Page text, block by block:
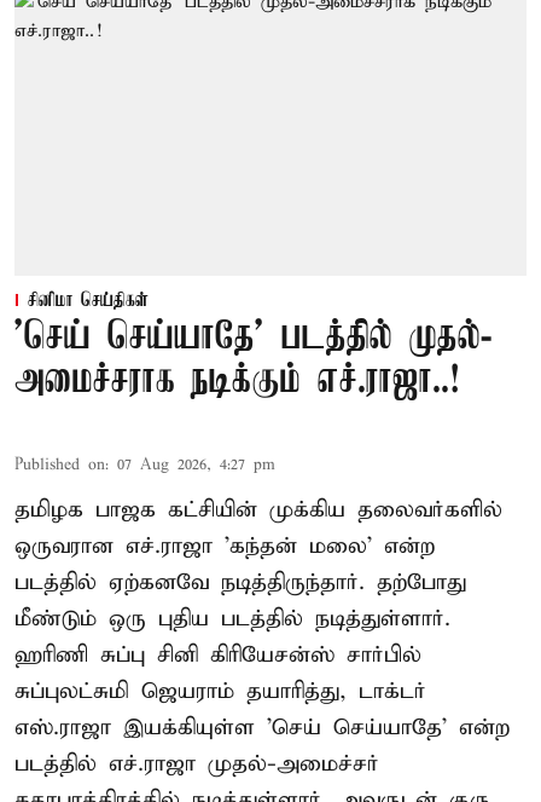
சினிமா செய்திகள்
'செய் செய்யாதே' படத்தில் முதல்-
அமைச்சராக நடிக்கும் எச்.ராஜா..!
Published on: 07 Aug 2026, 4:27 pm
தமிழக பாஜக கட்சியின் முக்கிய தலைவர்களில்
ஒருவரான எச்.ராஜா 'கந்தன் மலை' என்ற
படத்தில் ஏற்கனவே நடித்திருந்தார். தற்போது
மீண்டும் ஒரு புதிய படத்தில் நடித்துள்ளார்.
ஹரிணி சுப்பு சினி கிரியேசன்ஸ் சார்பில்
சுப்புலட்சுமி ஜெயராம் தயாரித்து, டாக்டர்
எஸ்.ராஜா இயக்கியுள்ள 'செய் செய்யாதே' என்ற
படத்தில் எச்.ராஜா முதல்-அமைச்சர்